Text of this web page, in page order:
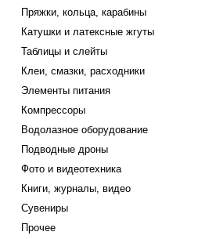
Пряжки, кольца, карабины
Катушки и латексные жгуты
Таблицы и слейты
Клеи, смазки, расходники
Элементы питания
Компрессоры
Водолазное оборудование
Подводные дроны
Фото и видеотехника
Книги, журналы, видео
Сувениры
Прочее